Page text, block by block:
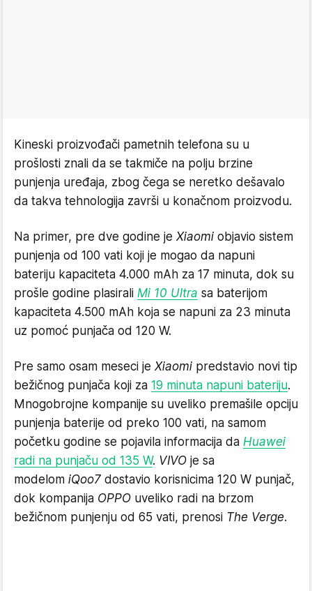
Kineski proizvođači pametnih telefona su u
prošlosti znali da se takmiče na polju brzine
punjenja uređaja, zbog čega se neretko dešavalo
da takva tehnologija završi u konačnom proizvodu.
Na primer, pre dve godine je Xiaomi objavio sistem
punjenja od 100 vati koji je mogao da napuni
bateriju kapaciteta 4.000 mAh za 17 minuta, dok su
prošle godine plasirali Mi 10 Ultra sa baterijom
kapaciteta 4.500 mAh koja se napuni za 23 minuta
uz pomoć punjača od 120 W.
Pre samo osam meseci je Xiaomi predstavio novi tip
bežičnog punjača koji za 19 minuta napuni bateriju.
Mnogobrojne kompanije su uveliko premašile opciju
punjenja baterije od preko 100 vati, na samom
početku godine se pojavila informacija da Huawei
radi na punjaču od 135 W. VIVO je sa
modelom iQoo7 dostavio korisnicima 120 W punjač,
dok kompanija OPPO uveliko radi na brzom
bežičnom punjenju od 65 vati, prenosi The Verge.